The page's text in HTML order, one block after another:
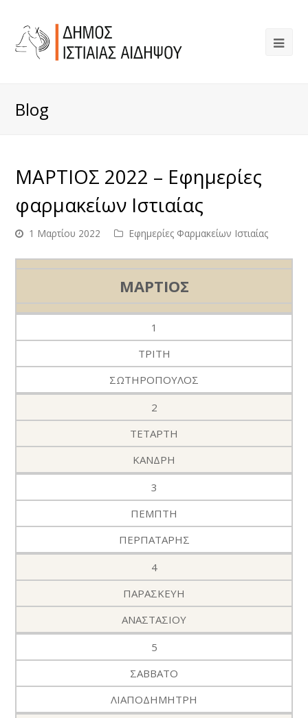
Blog
ΜΑΡΤΙΟΣ 2022 – Εφημερίες
φαρμακείων Ιστιαίας
1 Μαρτίου 2022 Εφημερίες Φαρμακείων Ιστιαίας
ΜΑΡΤΙΟΣ
1
ΤΡΙΤΗ
ΣΩΤΗΡΟΠΟΥΛΟΣ
2
ΤΕΤΑΡΤΗ
ΚΑΝΔΡΗ
3
ΠΕΜΠΤΗ
ΠΕΡΠΑΤΑΡΗΣ
4
ΠΑΡΑΣΚΕΥΗ
ΑΝΑΣΤΑΣΙΟΥ
5
ΣΑΒΒΑΤΟ
ΛΙΑΠΟΔΗΜΗΤΡΗ